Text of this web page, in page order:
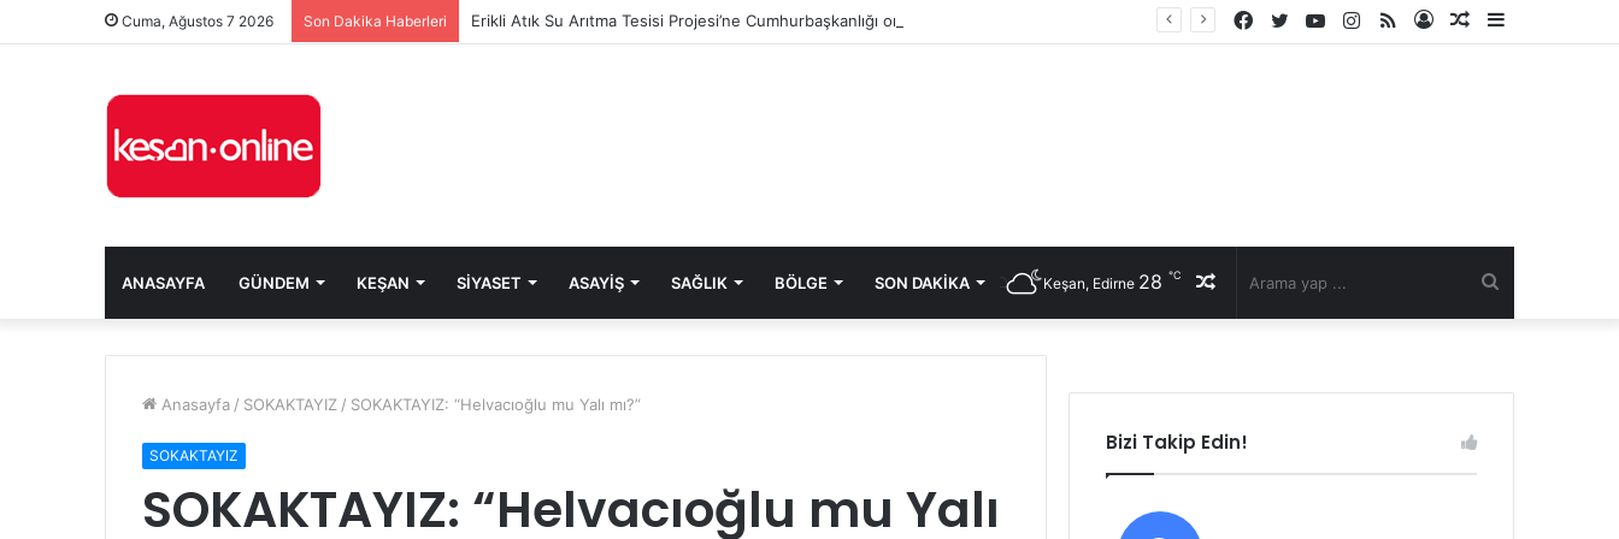
Cuma, Ağustos 7 2026 Son Dakika Haberleri Erikli Atık Su Arıtma Tesisi Projesi’ne Cumhurbaşkanlığı onayı
Rastgele
Kayıt
RSS
Instagram
YouTube
Twitter
Facebook
ANASAYFA GÜNDEM KEŞAN SIYASET ASAYIŞ SAĞLIK BÖLGE SON DAKIKA Rastgele
Keşan, Edirne 28 ℃
Anasayfa / SOKAKTAYIZ / SOKAKTAYIZ: “Helvacıoğlu mu Yalı mı?”
SOKAKTAYIZ
SOKAKTAYIZ: “Helvacıoğlu mu Yalı
Bizi Takip Edin!